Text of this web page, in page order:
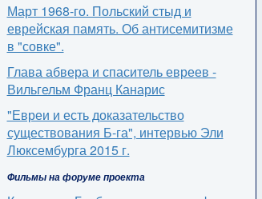
Март 1968-го. Польский стыд и
еврейская память. Об антисемитизме
в "совке".
Глава абвера и спаситель евреев -
Вильгельм Франц Канарис
"Евреи и есть доказательство
существования Б-га", интервью Эли
Люксембурга 2015 г.
Фильмы на форуме проекта